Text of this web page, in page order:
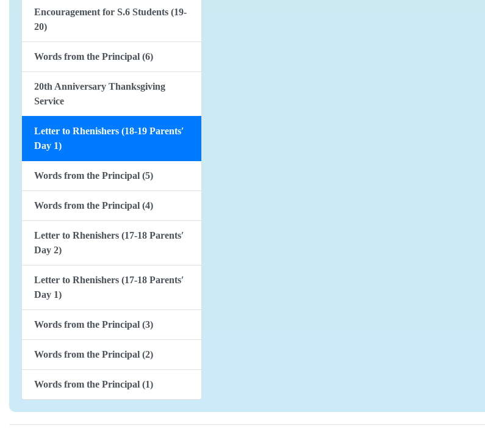
Encouragement for S.6 Students (19-
20)
Words from the Principal (6)
20th Anniversary Thanksgiving
Service
Letter to Rhenishers (18-19 Parents′
Day 1)
Words from the Principal (5)
Words from the Principal (4)
Letter to Rhenishers (17-18 Parents′
Day 2)
Letter to Rhenishers (17-18 Parents′
Day 1)
Words from the Principal (3)
Words from the Principal (2)
Words from the Principal (1)